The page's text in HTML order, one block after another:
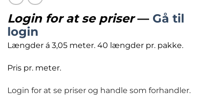
Login for at se priser— Gå til
login
Længder á 3,05 meter. 40 længder pr. pakke.
Pris pr. meter.
Login for at se priser og handle som forhandler.